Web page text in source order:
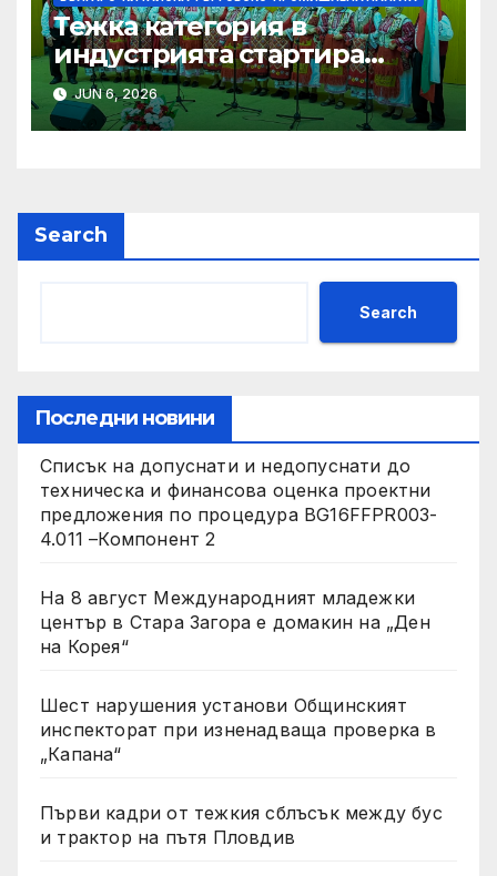
Тежка категория в
индустрията стартира
алианс за космическа
слънчева енергия
JUN 6, 2026
Search
Search
Последни новини
Списък на допуснати и недопуснати до
техническа и финансова оценка проектни
предложения по процедура BG16FFPR003-
4.011 –Компонент 2
На 8 август Международният младежки
център в Стара Загора е домакин на „Ден
на Корея“
Шест нарушения установи Общинският
инспекторат при изненадваща проверка в
„Капана“
Първи кадри от тежкия сблъсък между бус
и трактор на пътя Пловдив